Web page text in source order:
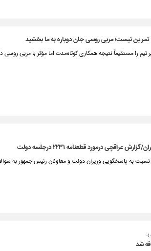
نیست؛ مربی روسی جان دوباره به ما بخشید
را مستقیماً نتیجه همکاری کوتاه‌مدت اما مؤثر با مربی روسی
درمورد قطعنامه ۲۲۳۱ درجلسه دولت
به پاسخگویی وزیران دولت و معاونان رئیس جمهور به